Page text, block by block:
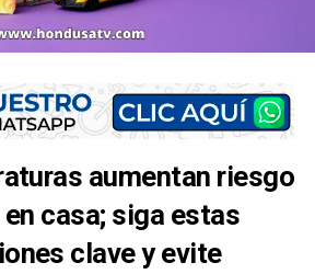
aumentan riesgo
casa; siga estas
clave y evite